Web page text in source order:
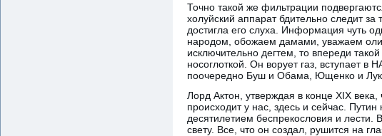
Точно такой же фильтрации
холуйский аппарат бдительно следит
достигла его слуха. Информация чуть
народом, обожаем дамами, уважаем
исключительно дегтем, то впереди
носоглоткой. Он ворует газ, вступает в
поочередно Буш и Обама, Ющенко и
Лорд Актон, утверждая в конце XIX
происходит у нас, здесь и сейчас.
десятилетием беспрекословия и лести.
свету. Все, что он создал, рушится на